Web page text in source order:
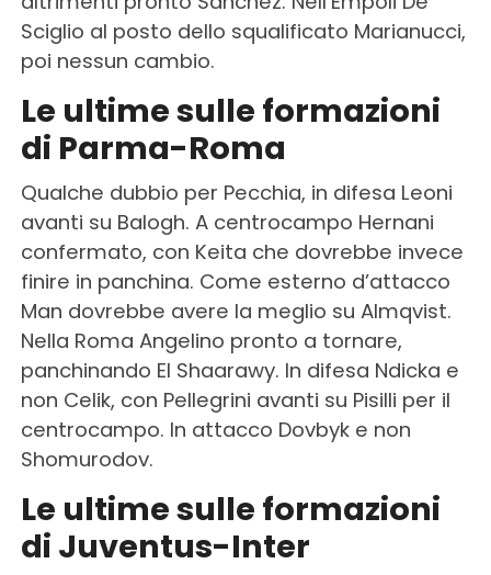
Sciglio al posto dello squalificato Marianucci,
poi nessun cambio.
Le ultime sulle formazioni
di Parma-Roma
Qualche dubbio per Pecchia, in difesa Leoni
avanti su Balogh. A centrocampo Hernani
confermato, con Keita che dovrebbe invece
finire in panchina. Come esterno d’attacco
Man dovrebbe avere la meglio su Almqvist.
Nella Roma Angelino pronto a tornare,
panchinando El Shaarawy. In difesa Ndicka e
non Celik, con Pellegrini avanti su Pisilli per il
centrocampo. In attacco Dovbyk e non
Shomurodov.
Le ultime sulle formazioni
di Juventus-Inter